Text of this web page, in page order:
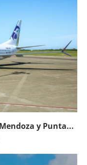
y Punta...